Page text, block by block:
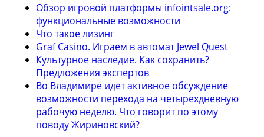
Обзор игровой платформы infointsale.org:
функциональные возможности
Что такое лизинг
Graf Casino. Играем в автомат Jewel Quest
Культурное наследие. Как сохранить?
Предложения экспертов
Во Владимире идет активное обсуждение
возможности перехода на четырехдневную
рабочую неделю. Что говорит по этому
поводу Жириновский?